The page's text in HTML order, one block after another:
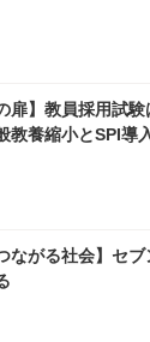
扉】教員採用試
養縮小とSPI導
ながる社会】セブ